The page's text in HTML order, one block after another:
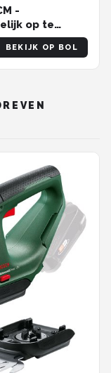
-
op te
BEKIJK OP BOL